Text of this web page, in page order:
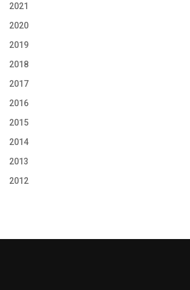
2021
2020
2019
2018
2017
2016
2015
2014
2013
2012